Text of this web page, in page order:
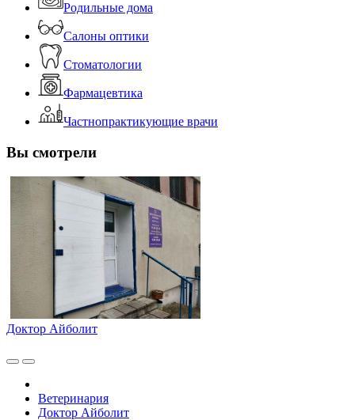
Родильные дома
Салоны оптики
Стоматологии
Фармацевтика
Частнопрактикующие врачи
Вы смотрели
Доктор Айболит
Ветеринария
Доктор Айболит